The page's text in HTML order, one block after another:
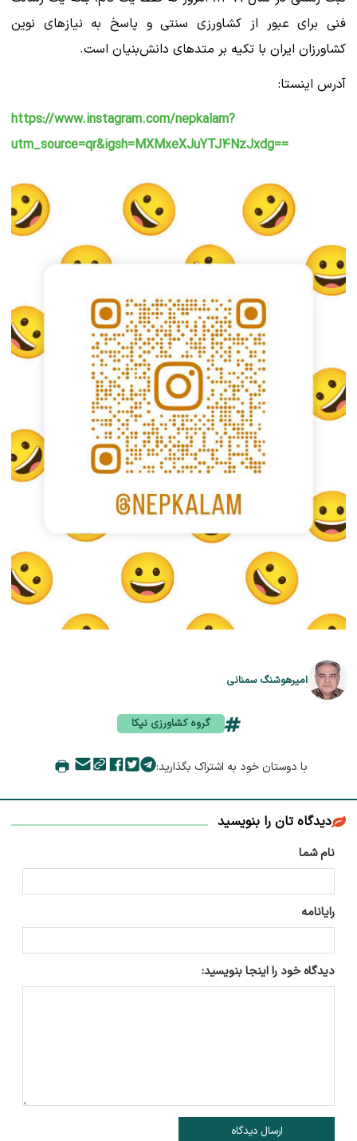
فنی برای عبور از کشاورزی سنتی و پاسخ به نیازهای نوین
کشاورزان ایران با تکیه بر متدهای دانش‌بنیان است.
آدرس اینستا:
https://www.instagram.com/nepkalam?
utm_source=qr&igsh=MXMxeXJuYTJ4NzJxdg==
امیرهوشنگ سمنانی
گروه کشاورزی نپکا
با دوستان خود به اشتراک بگذارید:
دیدگاه تان را بنویسید
نام شما
رایانامه
دیدگاه خود را اینجا بنویسید:
ارسال دیدگاه